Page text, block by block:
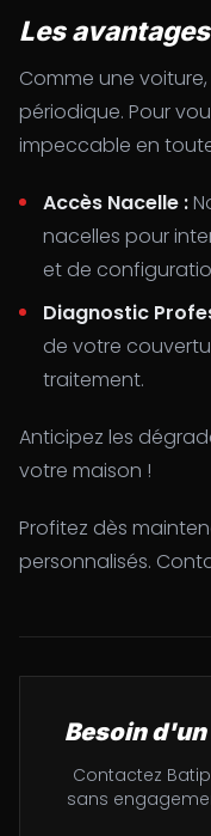
Les avantages
Comme une
périodique. Pour
impeccable en
Accès Nacelle :
nacelles pour
et de
Diagnostic
de votre
traitement.
Anticipez les
votre maison !
Profitez dès
personnalisés.
Besoin
Contactez
sans